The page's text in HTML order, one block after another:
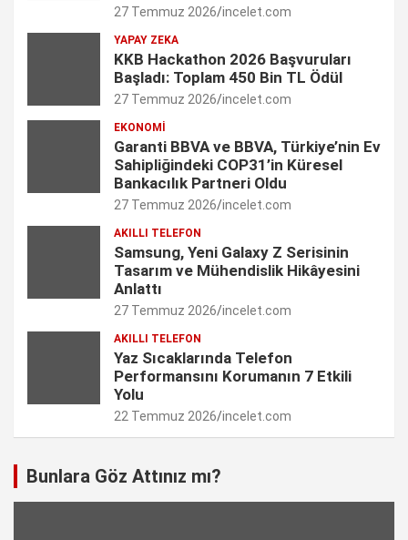
d
n
e
r
b
C
a
n
n
e
l
27 Temmuz 2026 incelet.com
YAPAY ZEKA
KKB Hackathon 2026 Başvuruları
Başladı: Toplam 450 Bin TL Ödül
27 Temmuz 2026 incelet.com
EKONOMI
Garanti BBVA ve BBVA, Türkiye’nin Ev
Sahipliğindeki COP31’in Küresel
Bankacılık Partneri Oldu
27 Temmuz 2026 incelet.com
AKILLI TELEFON
Samsung, Yeni Galaxy Z Serisinin
Tasarım ve Mühendislik Hikâyesini
Anlattı
27 Temmuz 2026 incelet.com
AKILLI TELEFON
Yaz Sıcaklarında Telefon
Performansını Korumanın 7 Etkili
Yolu
22 Temmuz 2026 incelet.com
Bunlara Göz Attınız mı?